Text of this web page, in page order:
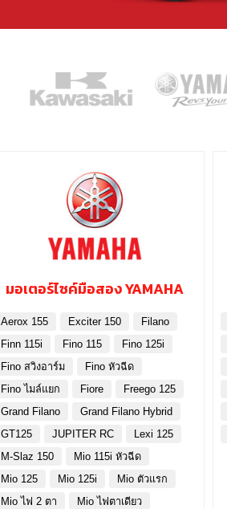
มอเตอร์ไซค์มือสอง YAMAHA
Aerox 155 Exciter 150
Filano
Finn 115i
Fino 115
Fino 125i
Fino สวิงอาร์ม
Fino หัวฉีด
Fino ไมล์แยก
Fiore
Freego 125
Grand Filano
Grand Filano Hybrid
GT125
JUPITER RC
Lexi 125
M-Slaz 150
Mio 115i หัวฉีด
Mio 125
Mio 125i
Mio ตัวแรก
Mio ไฟ 2 ตา
Mio ไฟตาเดียว